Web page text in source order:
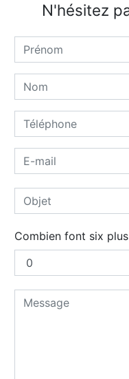
N'hésitez
Combien font six